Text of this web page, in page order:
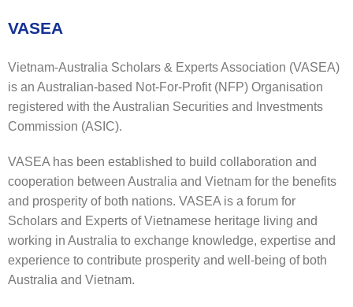
VASEA
Vietnam-Australia Scholars & Experts Association (VASEA)
is an Australian-based Not-For-Profit (NFP) Organisation
registered with the Australian Securities and Investments
Commission (ASIC).
VASEA has been established to build collaboration and
cooperation between Australia and Vietnam for the benefits
and prosperity of both nations. VASEA is a forum for
Scholars and Experts of Vietnamese heritage living and
working in Australia to exchange knowledge, expertise and
experience to contribute prosperity and well-being of both
Australia and Vietnam.